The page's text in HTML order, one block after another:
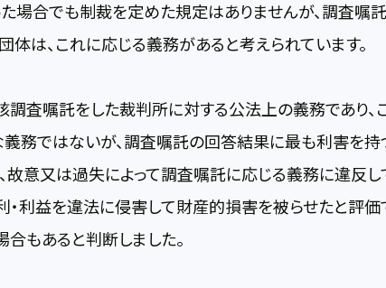
場合でも制裁を定めた規定はありませんが、調査嘱
は、これに応じる義務があると考えられています。
査嘱託をした裁判所に対する公法上の義務であり、
務ではないが、調査嘱託の回答結果に最も利害を持
故意又は過失によって調査嘱託に応じる義務に違反し
・利益を違法に侵害して財産的損害を被らせたと評価
もあると判断しました。